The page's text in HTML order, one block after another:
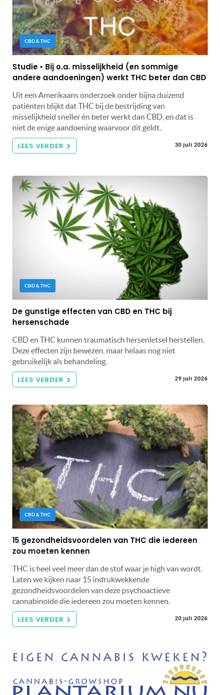
CBD & THC
Studie • Bij o.a. misselijkheid (en sommige
andere aandoeningen) werkt THC beter dan CBD
Uit een Amerikaans onderzoek onder bijna duizend
patiënten blijkt dat THC bij de bestrijding van
misselijkheid sneller én beter werkt dan CBD, en dat is
niet de enige aandoening waarvoor dit geldt.
LEES VERDER 30 juli 2026
CBD & THC
De gunstige effecten van CBD en THC bij
hersenschade
CBD en THC kunnen traumatisch hersenletsel herstellen.
Deze effecten zijn bewezen, maar helaas nog niet
gebruikelijk als behandeling.
LEES VERDER 29 juli 2026
CBD & THC
15 gezondheidsvoordelen van THC die iedereen
zou moeten kennen
THC is heel veel meer dan de stof waar je high van wordt.
Laten we kijken naar 15 indrukwekkende
gezondheidsvoordelen van deze psychoactieve
cannabinoïde die iedereen zou moeten kennen.
LEES VERDER 20 juli 2026